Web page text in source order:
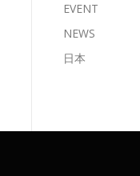
EVENT
NEWS
日本